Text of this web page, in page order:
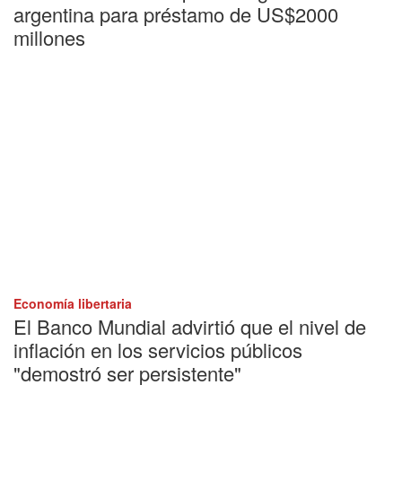
argentina para préstamo de US$2000
millones
Economía libertaria
El Banco Mundial advirtió que el nivel de
inflación en los servicios públicos
"demostró ser persistente"